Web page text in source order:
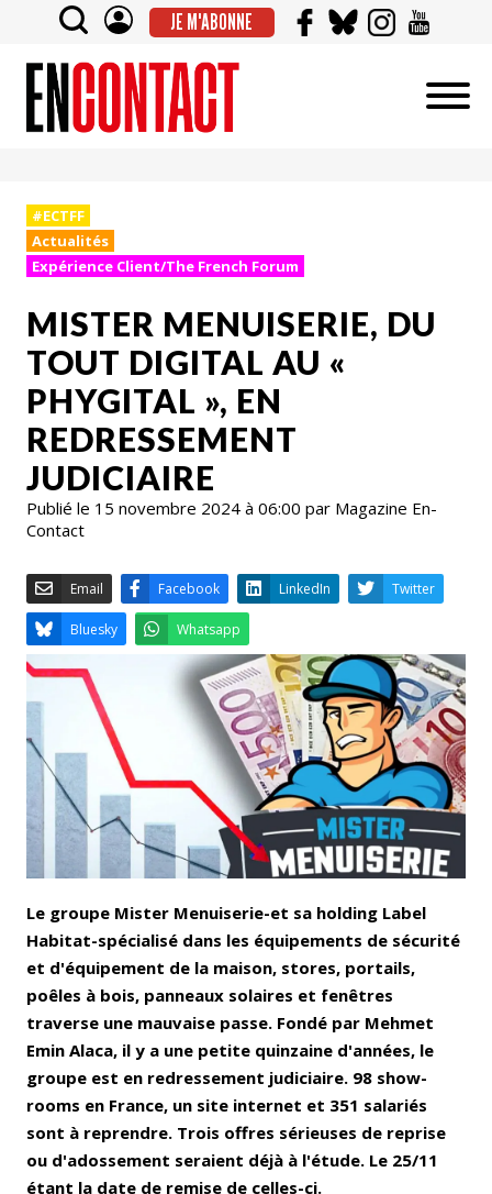
JE M'ABONNE
#ECTFF
Actualités
Expérience Client/The French Forum
MISTER MENUISERIE, DU
TOUT DIGITAL AU «
PHYGITAL », EN
REDRESSEMENT
JUDICIAIRE
Publié le 15 novembre 2024 à 06:00 par Magazine En-
Contact
Email Facebook LinkedIn
Bluesky Whatsapp
Le groupe Mister Menuiserie-et sa holding Label
Habitat-spécialisé dans les équipements de sécurité
et d'équipement de la maison, stores, portails,
poêles à bois, panneaux solaires et fenêtres
traverse une mauvaise passe. Fondé par Mehmet
Emin Alaca, il y a une petite quinzaine d'années, le
groupe est en redressement judiciaire. 98 show-
rooms en France, un site internet et 351 salariés
sont à reprendre. Trois offres sérieuses de reprise
ou d'adossement seraient déjà à l'étude. Le 25/11
étant la date de remise de celles-ci.